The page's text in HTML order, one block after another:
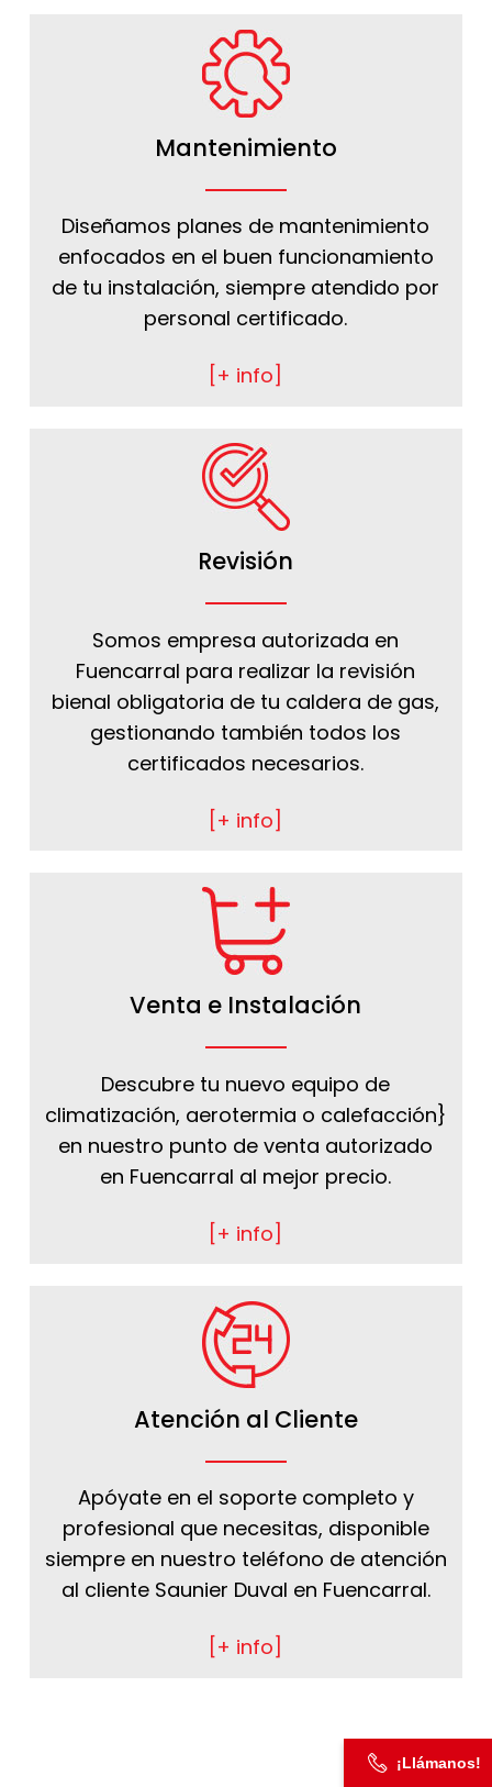
Mantenimiento
Diseñamos planes de mantenimiento
enfocados en el buen funcionamiento
de tu instalación, siempre atendido por
personal certificado.
[+ info]
Revisión
Somos empresa autorizada en
Fuencarral para realizar la revisión
bienal obligatoria de tu caldera de gas,
gestionando también todos los
certificados necesarios.
[+ info]
Venta e Instalación
Descubre tu nuevo equipo de
climatización, aerotermia o calefacción}
en nuestro punto de venta autorizado
en Fuencarral al mejor precio.
[+ info]
Atención al Cliente
Apóyate en el soporte completo y
profesional que necesitas, disponible
siempre en nuestro teléfono de atención
al cliente Saunier Duval en Fuencarral.
[+ info]
¡Llámanos!